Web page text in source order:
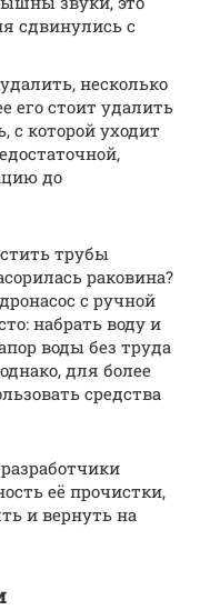
сдвинулись с
несколько
его стоит удалить
с которой уходит
до
трубы
раковина?
с ручной
набрать воду и
воды без труда
для более
средства
её прочистки,
и вернуть на